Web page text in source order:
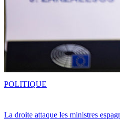
La droite attaque les ministres
POLITIQUE